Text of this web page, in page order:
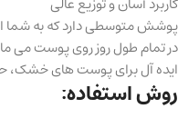
پوشش متوسطی دارد که به شما
در تمام طول روز روی پوست می
ایده آل برای پوست های
روش استفاده: